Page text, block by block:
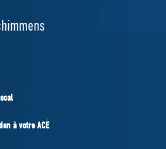
à votre ACÉ